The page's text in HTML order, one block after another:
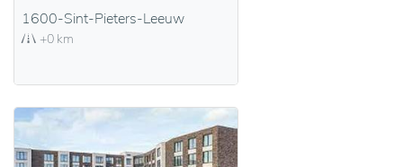
1600-Sint-Pieters-Leeuw
+0 km